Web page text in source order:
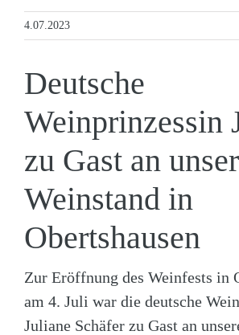
4.07.2023
Deutsche
Weinprinzessin
zu Gast an
Weinstand in
Obertshausen
Zur Eröffnung des Weinfests in
am 4. Juli war die deutsche
Juliane Schäfer zu Gast an